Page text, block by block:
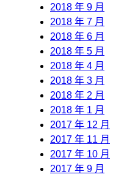
2018 年 9 月
2018 年 7 月
2018 年 6 月
2018 年 5 月
2018 年 4 月
2018 年 3 月
2018 年 2 月
2018 年 1 月
2017 年 12 月
2017 年 11 月
2017 年 10 月
2017 年 9 月